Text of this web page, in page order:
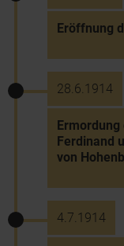
Eröffnung
28.6.1914
Ferdinand
von
4.7.1914